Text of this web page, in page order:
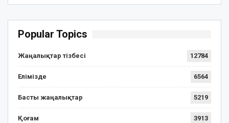
Popular Topics
Жаңалықтар тізбесі 12784
Елімізде 6564
Басты жаңалықтар 5219
Қоғам 3913